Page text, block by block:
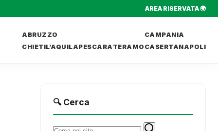
AREA RISERVATA 🌍
ABRUZZO
CHIETIL’AQUILAPESCARA TERAMO
CAMPANIA
CASERTANAPOLI
🔍 Cerca
Cerca: